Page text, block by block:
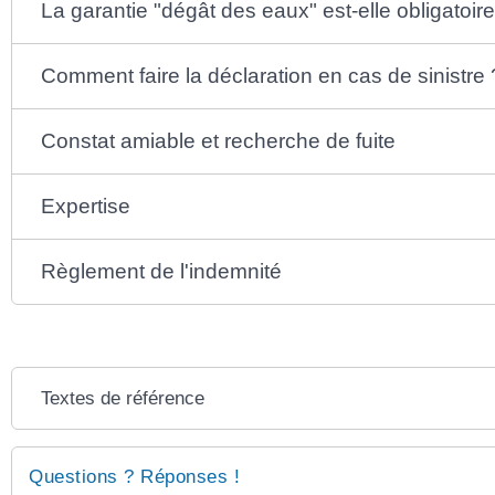
La garantie "dégât des eaux" est-elle
Comment faire la déclaration en cas de sinistre
Constat amiable et recherche de fuite
Expertise
Règlement de l'indemnité
Textes de référence
Questions ? Réponses !